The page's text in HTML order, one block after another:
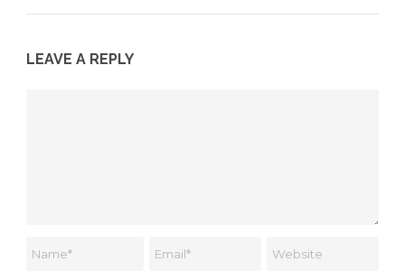
LEAVE A REPLY